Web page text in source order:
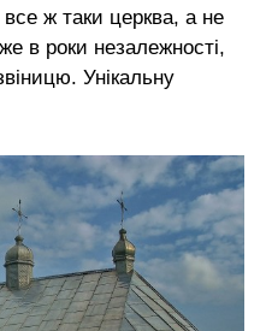
ж таки церква, а не
в роки незалежності,
Унікальну